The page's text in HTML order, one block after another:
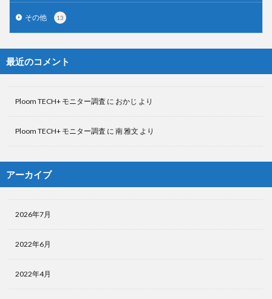
その他 13
最近のコメント
Ploom TECH+ モニター調査 に おかじ より
Ploom TECH+ モニター調査 に 南 雅文 より
アーカイブ
2026年7月
2022年6月
2022年4月